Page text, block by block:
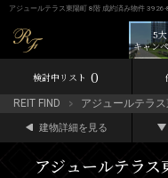
アジュールテラス東陽町 8階 成約済み物件 3926-
5大
キャン
検討中リスト 0
REIT FIND アジュールテラ
建物詳細を見る
アジュールテラ